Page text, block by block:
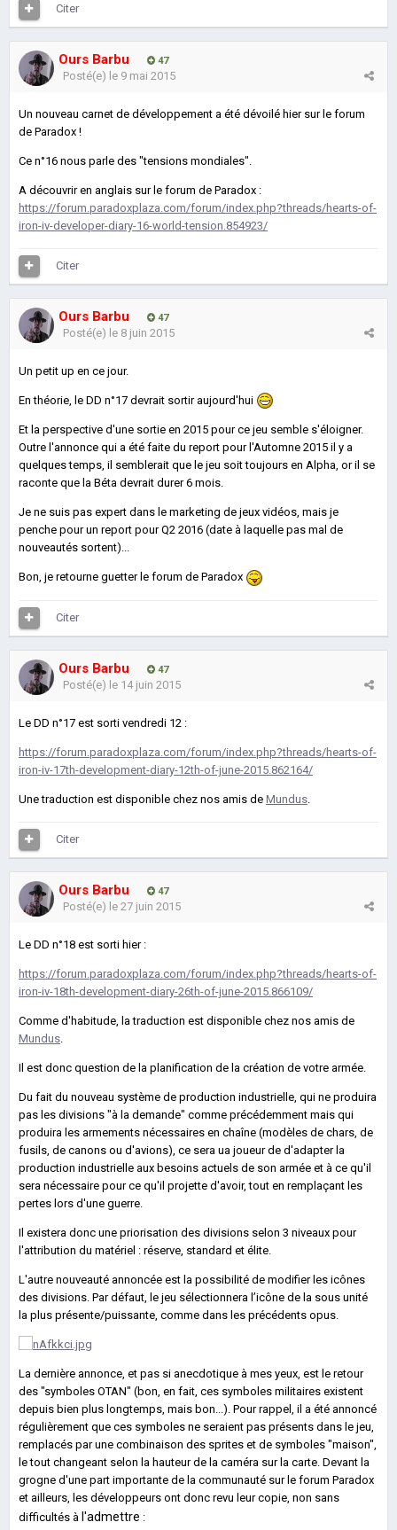
Citer
Ours Barbu 47
Posté(e) le 9 mai 2015
Un nouveau carnet de développement a été dévoilé hier sur le forum
de Paradox !
Ce n°16 nous parle des "tensions mondiales".
A découvrir en anglais sur le forum de Paradox :
https://forum.paradoxplaza.com/forum/index.php?threads/hearts-of-
iron-iv-developer-diary-16-world-tension.854923/
Citer
Ours Barbu 47
Posté(e) le 8 juin 2015
Un petit up en ce jour.
En théorie, le DD n°17 devrait sortir aujourd'hui
Et la perspective d'une sortie en 2015 pour ce jeu semble s'éloigner.
Outre l'annonce qui a été faite du report pour l'Automne 2015 il y a
quelques temps, il semblerait que le jeu soit toujours en Alpha, or il se
raconte que la Béta devrait durer 6 mois.
Je ne suis pas expert dans le marketing de jeux vidéos, mais je
penche pour un report pour Q2 2016 (date à laquelle pas mal de
nouveautés sortent)...
Bon, je retourne guetter le forum de Paradox
Citer
Ours Barbu 47
Posté(e) le 14 juin 2015
Le DD n°17 est sorti vendredi 12 :
https://forum.paradoxplaza.com/forum/index.php?threads/hearts-of-
iron-iv-17th-development-diary-12th-of-june-2015.862164/
Une traduction est disponible chez nos amis de Mundus
Citer
Ours Barbu 47
Posté(e) le 27 juin 2015
Le DD n°18 est sorti hier :
https://forum.paradoxplaza.com/forum/index.php?threads/hearts-of-
iron-iv-18th-development-diary-26th-of-june-2015.866109/
Comme d'habitude, la traduction est disponible chez nos amis de
Mundus
Il est donc question de la planification de la création de votre armée.
Du fait du nouveau système de production industrielle, qui ne produira
pas les divisions "à la demande" comme précédemment mais qui
produira les armements nécessaires en chaîne (modèles de chars, de
fusils, de canons ou d'avions), ce sera ua joueur de d'adapter la
production industrielle aux besoins actuels de son armée et à ce qu'il
sera nécessaire pour ce qu'il projette d'avoir, tout en remplaçant les
pertes lors d'une guerre.
Il existera donc une priorisation des divisions selon 3 niveaux pour
l'attribution du matériel : réserve, standard et élite.
L'autre nouveauté annoncée est la possibilité de modifier les icônes
des divisions. Par défaut, le jeu sélectionnera l’icône de la sous unité
la plus présente/puissante, comme dans les précédents opus.
La dernière annonce, et pas si anecdotique à mes yeux, est le retour
des "symboles OTAN" (bon, en fait, ces symboles militaires existent
depuis bien plus longtemps, mais bon...). Pour rappel, il a été annoncé
régulièrement que ces symboles ne seraient pas présents dans le jeu,
remplacés par une combinaison des sprites et de symboles "maison",
le tout changeant selon la hauteur de la caméra sur la carte. Devant la
grogne d'une part importante de la communauté sur le forum Paradox
et ailleurs, les développeurs ont donc revu leur copie, non sans
difficultés à l'admettre :